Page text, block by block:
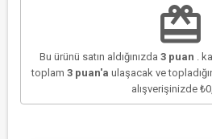
redeem
Bu ürünü satın aldığınızda 3 puan .
toplam 3puan'a ulaşacak ve
alışverişinizde